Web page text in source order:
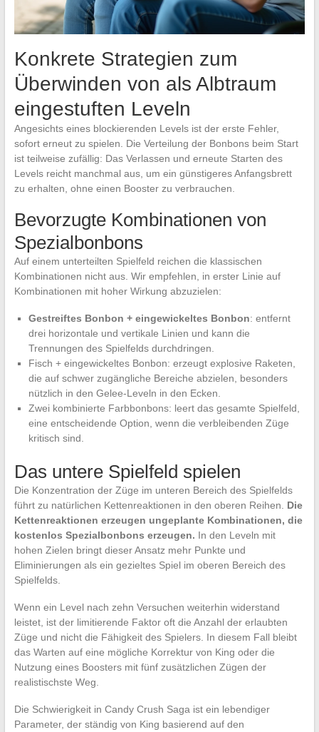
Konkrete Strategien zum
Überwinden von als Albtraum
eingestuften Leveln
Angesichts eines blockierenden Levels ist der erste Fehler,
sofort erneut zu spielen. Die Verteilung der Bonbons beim Start
ist teilweise zufällig: Das Verlassen und erneute Starten des
Levels reicht manchmal aus, um ein günstigeres Anfangsbrett
zu erhalten, ohne einen Booster zu verbrauchen.
Bevorzugte Kombinationen von
Spezialbonbons
Auf einem unterteilten Spielfeld reichen die klassischen
Kombinationen nicht aus. Wir empfehlen, in erster Linie auf
Kombinationen mit hoher Wirkung abzuzielen:
Gestreiftes Bonbon + eingewickeltes Bonbon: entfernt
drei horizontale und vertikale Linien und kann die
Trennungen des Spielfelds durchdringen.
Fisch + eingewickeltes Bonbon: erzeugt explosive Raketen,
die auf schwer zugängliche Bereiche abzielen, besonders
nützlich in den Gelee-Leveln in den Ecken.
Zwei kombinierte Farbbonbons: leert das gesamte Spielfeld,
eine entscheidende Option, wenn die verbleibenden Züge
kritisch sind.
Das untere Spielfeld spielen
Die Konzentration der Züge im unteren Bereich des Spielfelds
führt zu natürlichen Kettenreaktionen in den oberen Reihen. Die
Kettenreaktionen erzeugen ungeplante Kombinationen, die
kostenlos Spezialbonbons erzeugen. In den Leveln mit
hohen Zielen bringt dieser Ansatz mehr Punkte und
Eliminierungen als ein gezieltes Spiel im oberen Bereich des
Spielfelds.
Wenn ein Level nach zehn Versuchen weiterhin widerstand
leistet, ist der limitierende Faktor oft die Anzahl der erlaubten
Züge und nicht die Fähigkeit des Spielers. In diesem Fall bleibt
das Warten auf eine mögliche Korrektur von King oder die
Nutzung eines Boosters mit fünf zusätzlichen Zügen der
realistischste Weg.
Die Schwierigkeit in Candy Crush Saga ist ein lebendiger
Parameter, der ständig von King basierend auf den